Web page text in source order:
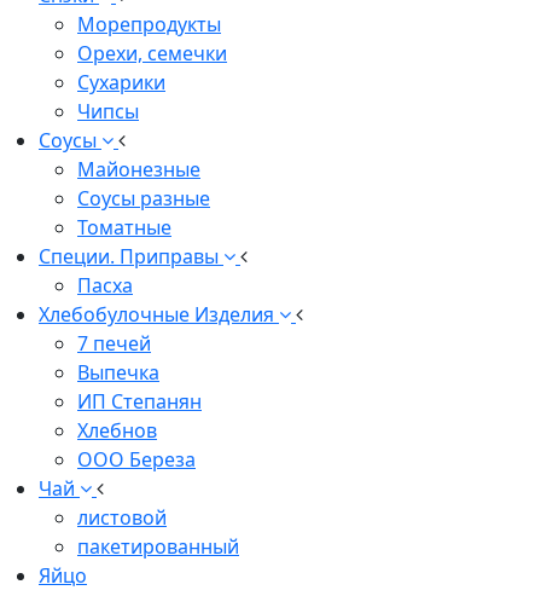
Морепродукты
Орехи, семечки
Сухарики
Чипсы
Соусы
Майонезные
Соусы разные
Томатные
Специи. Приправы
Пасха
Хлебобулочные Изделия
7 печей
Выпечка
ИП Степанян
Хлебнов
ООО Береза
Чай
листовой
пакетированный
Яйцо